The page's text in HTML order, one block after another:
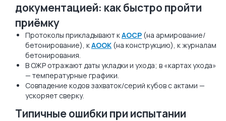
документацией: как быстро пройти
приёмку
Протоколы прикладывают кАОСР (на армирование/
бетонирование), кАООК (на конструкцию), к журналам
бетонирования.
В ОЖР отражают даты укладки и ухода; в «картах ухода»
— температурные графики.
Совпадение кодов захваток/серий кубов с актами —
ускоряет сверку.
Типичные ошибки при испытании